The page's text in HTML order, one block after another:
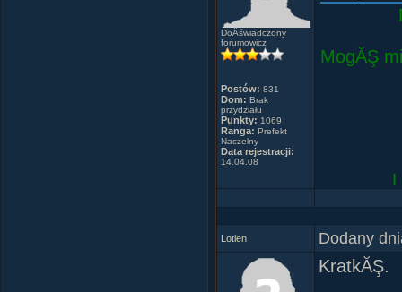
Need
DoÂświadczony
forumowicz
Postów: 831
Dom: Brak
przydziału
Punkty: 1069
Ranga: Prefekt
Naczelny
Data rejestracji:
14.04.08
MogĂŞ
Trzeba
Lotien Dodany
KratkĂŞ.